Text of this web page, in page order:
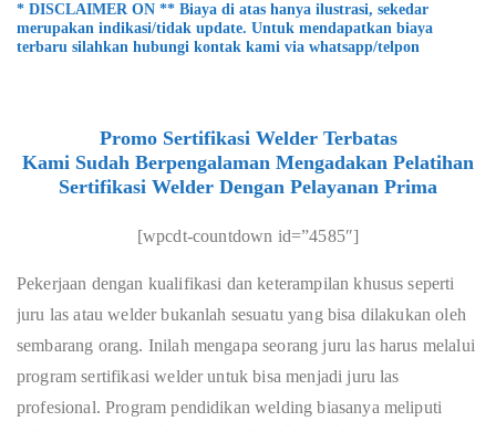
* DISCLAIMER ON ** Biaya di atas hanya ilustrasi, sekedar
merupakan indikasi/tidak update. Untuk mendapatkan biaya
terbaru silahkan hubungi kontak kami via whatsapp/telpon
Promo Sertifikasi Welder Terbatas
Kami Sudah Berpengalaman Mengadakan Pelatihan
Sertifikasi Welder Dengan Pelayanan Prima
[wpcdt-countdown id=”4585″]
Pekerjaan dengan kualifikasi dan keterampilan khusus seperti
juru las atau welder bukanlah sesuatu yang bisa dilakukan oleh
sembarang orang. Inilah mengapa seorang juru las harus melalui
program sertifikasi welder untuk bisa menjadi juru las
profesional. Program pendidikan welding biasanya meliputi